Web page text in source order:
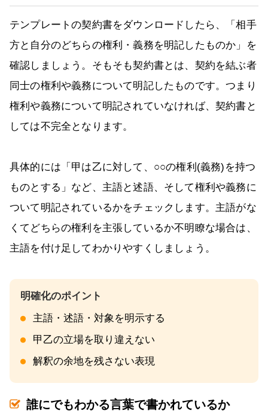
テンプレートの契約書をダウンロードしたら、「相手
方と自分のどちらの権利・義務を明記したものか」を
確認しましょう。そもそも契約書とは、契約を結ぶ者
同士の権利や義務について明記したものです。つまり
権利や義務について明記されていなければ、契約書と
しては不完全となります。
具体的には「甲は乙に対して、○○の権利(義務)を持つ
ものとする」など、主語と述語、そして権利や義務に
ついて明記されているかをチェックします。主語がな
くてどちらの権利を主張しているか不明瞭な場合は、
主語を付け足してわかりやすくしましょう。
主語・述語・対象を明示する
甲乙の立場を取り違えない
解釈の余地を残さない表現
誰にでもわかる言葉で書かれているか